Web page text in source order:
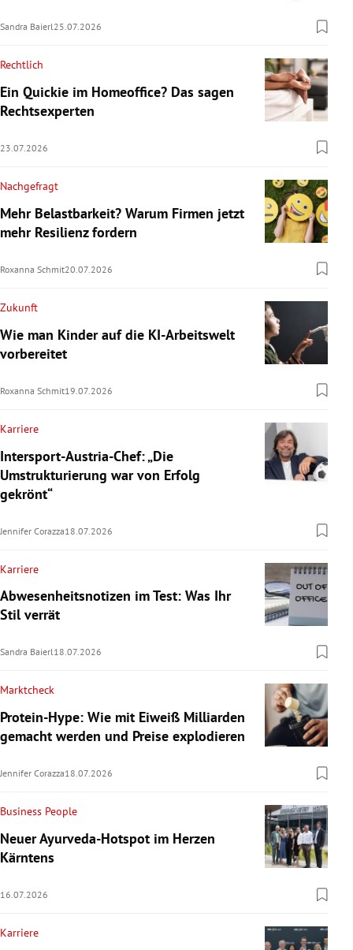
Sandra Baierl25.07.2026
Rechtlich
Ein Quickie im Homeoffice? Das sagen
Rechtsexperten
23.07.2026
Nachgefragt
Mehr Belastbarkeit? Warum Firmen jetzt
mehr Resilienz fordern
Roxanna Schmit20.07.2026
Zukunft
Wie man Kinder auf die KI-Arbeitswelt
vorbereitet
Roxanna Schmit19.07.2026
Karriere
Intersport-Austria-Chef: „Die
Umstrukturierung war von Erfolg
gekrönt“
Jennifer Corazza18.07.2026
Karriere
Abwesenheitsnotizen im Test: Was Ihr
Stil verrät
Sandra Baierl18.07.2026
Marktcheck
Protein-Hype: Wie mit Eiweiß Milliarden
gemacht werden und Preise explodieren
Jennifer Corazza18.07.2026
Business People
Neuer Ayurveda-Hotspot im Herzen
Kärntens
16.07.2026
Karriere